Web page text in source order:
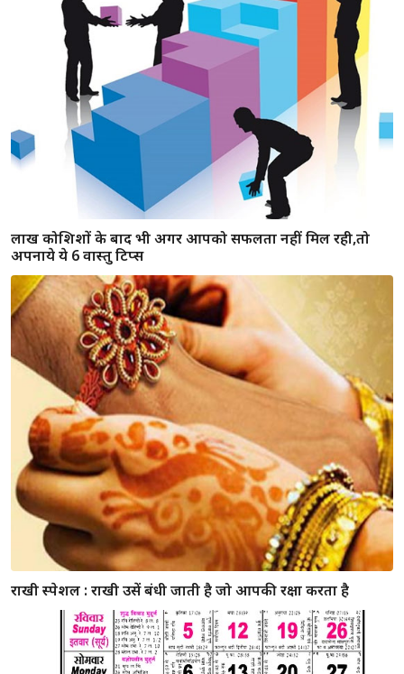
अनोखा मंदिर : जहा राक्षस पीता है पानी
बिल्ली का रोना होता है अशुभ, जाने और संकेत